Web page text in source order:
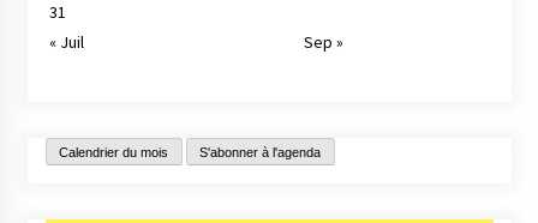
31
« Juil
Sep »
Calendrier du mois S'abonner à l'agenda